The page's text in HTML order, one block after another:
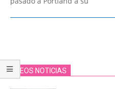
VIDEOS NOTICIAS